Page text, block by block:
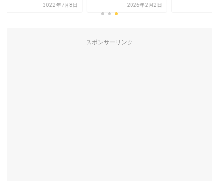
2022年7月8日 2026年2月2日
スポンサーリンク